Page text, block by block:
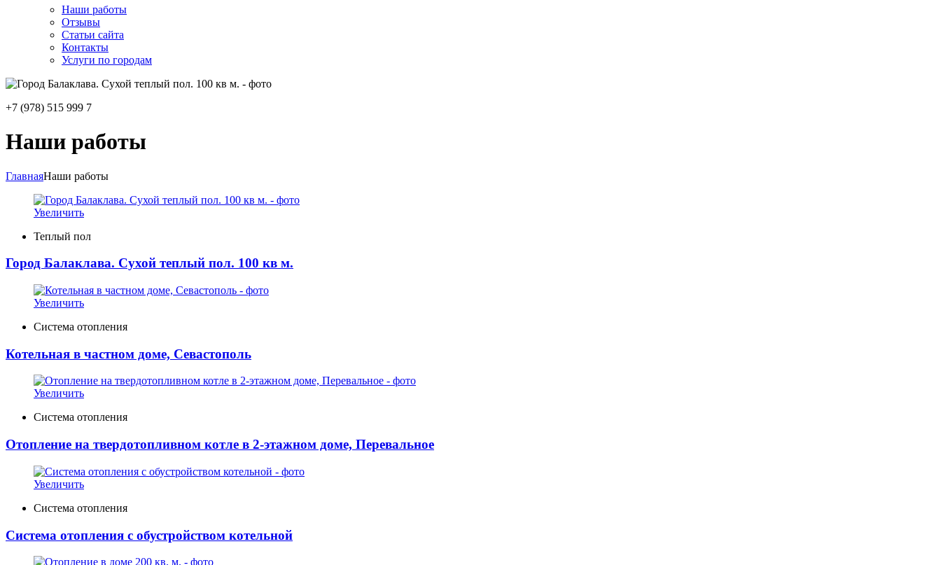
Наши работы
Отзывы
Статьи сайта
Контакты
Услуги по городам
+7 (978) 515 999 7
Наши работы
ГлавнаяНаши работы
Увеличить
Теплый пол
Город Балаклава. Сухой теплый пол. 100 кв м.
Увеличить
Система отопления
Котельная в частном доме, Севастополь
Увеличить
Система отопления
Отопление на твердотопливном котле в 2-этажном доме, Перевальное
Увеличить
Система отопления
Система отопления с обустройством котельной